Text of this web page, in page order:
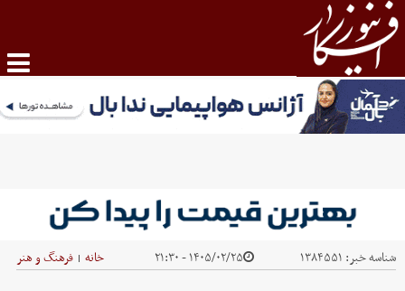
شناسه خبر: ۱۳۸۴۵۵۱ ۱۴۰۵/۰۲/۲۵ - ۲۱:۳۰ خانه | فرهنگ و هنر